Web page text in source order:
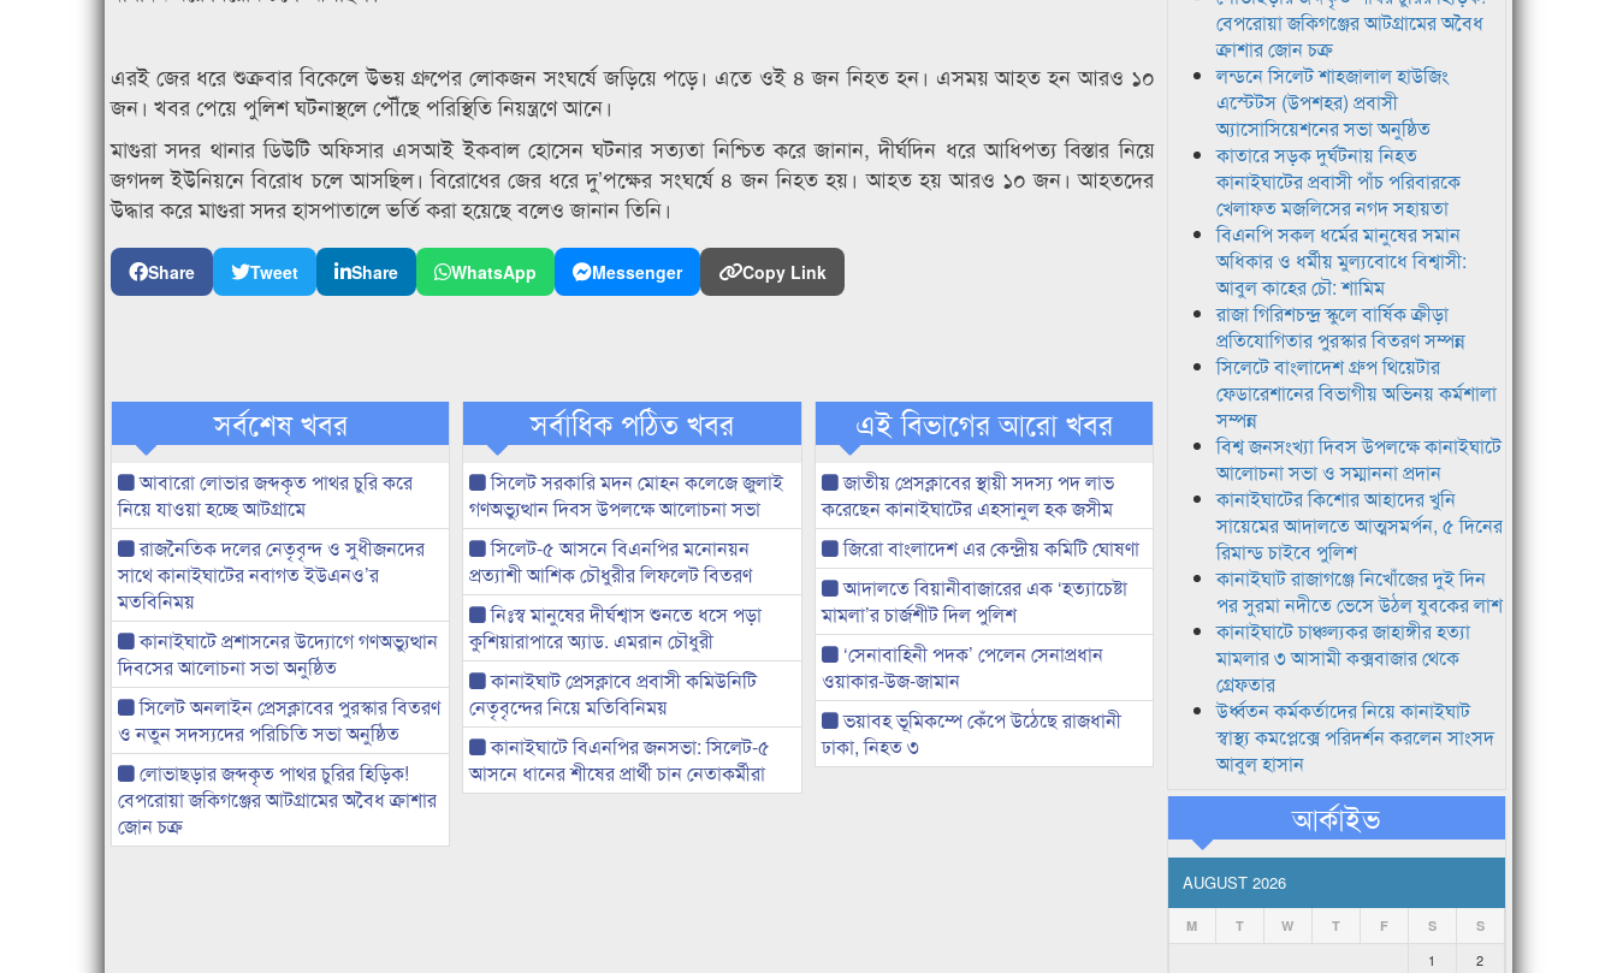
এরই জের ধরে শুক্রবার বিকেলে উভয় গ্রুপের লোকজন সংঘর্ষে জড়িয়ে পড়ে। এতে ওই ৪ জন নিহত হন। এসময় আহত হন আরও ১০
জন। খবর পেয়ে পুলিশ ঘটনাস্থলে পৌঁছে পরিস্থিতি নিয়ন্ত্রণে আনে।
মাগুরা সদর থানার ডিউটি অফিসার এসআই ইকবাল হোসেন ঘটনার সত্যতা নিশ্চিত করে জানান, দীর্ঘদিন ধরে আধিপত্য বিস্তার নিয়ে
জগদল ইউনিয়নে বিরোধ চলে আসছিল। বিরোধের জের ধরে দু’পক্ষের সংঘর্ষে ৪ জন নিহত হয়। আহত হয় আরও ১০ জন। আহতদের
উদ্ধার করে মাগুরা সদর হাসপাতালে ভর্তি করা হয়েছে বলেও জানান তিনি।
Share Tweet Share WhatsApp Messenger Copy Link
সর্বশেষ খবর
আবারো লোভার জব্দকৃত পাথর চুরি করে
নিয়ে যাওয়া হচ্ছে আটগ্রামে
রাজনৈতিক দলের নেতৃবৃন্দ ও সুধীজনদের
সাথে কানাইঘাটের নবাগত ইউএনও’র
মতবিনিময়
কানাইঘাটে প্রশাসনের উদ্যোগে গণঅভ্যুত্থান
দিবসের আলোচনা সভা অনুষ্ঠিত
সিলেট অনলাইন প্রেসক্লাবের পুরস্কার বিতরণ
ও নতুন সদস্যদের পরিচিতি সভা অনুষ্ঠিত
লোভাছড়ার জব্দকৃত পাথর চুরির হিড়িক!
বেপরোয়া জকিগঞ্জের আটগ্রামের অবৈধ ক্রাশার
জোন চক্র
সর্বাধিক পঠিত খবর
সিলেট সরকারি মদন মোহন কলেজে জুলাই
গণঅভ্যুত্থান দিবস উপলক্ষে আলোচনা সভা
সিলেট-৫ আসনে বিএনপির মনোনয়ন
প্রত্যাশী আশিক চৌধুরীর লিফলেট বিতরণ
নিঃস্ব মানুষের দীর্ঘশ্বাস শুনতে ধসে পড়া
কুশিয়ারাপারে অ্যাড. এমরান চৌধুরী
কানাইঘাট প্রেসক্লাবে প্রবাসী কমিউনিটি
নেতৃবৃন্দের নিয়ে মতিবিনিময়
কানাইঘাটে বিএনপির জনসভা: সিলেট-৫
আসনে ধানের শীষের প্রার্থী চান নেতাকর্মীরা
এই বিভাগের আরো খবর
জাতীয় প্রেসক্লাবের স্থায়ী সদস্য পদ লাভ
করেছেন কানাইঘাটের এহসানুল হক জসীম
জিরো বাংলাদেশ এর কেন্দ্রীয় কমিটি ঘোষণা
আদালতে বিয়ানীবাজারের এক ‘হত্যাচেষ্টা
মামলা’র চার্জশীট দিল পুলিশ
‘সেনাবাহিনী পদক’ পেলেন সেনাপ্রধান
ওয়াকার-উজ-জামান
ভয়াবহ ভূমিকম্পে কেঁপে উঠেছে রাজধানী
ঢাকা, নিহত ৩
বেপরোয়া জকিগঞ্জের আটগ্রামের অবৈধ
ক্রাশার জোন চক্র
লন্ডনে সিলেট শাহজালাল হাউজিং
এস্টেটস (উপশহর) প্রবাসী
অ্যাসোসিয়েশনের সভা অনুষ্ঠিত
কাতারে সড়ক দুর্ঘটনায় নিহত
কানাইঘাটের প্রবাসী পাঁচ পরিবারকে
খেলাফত মজলিসের নগদ সহায়তা
বিএনপি সকল ধর্মের মানুষের সমান
অধিকার ও ধর্মীয় মুল্যবোধে বিশ্বাসী:
আবুল কাহের চৌ: শামিম
রাজা গিরিশচন্দ্র স্কুলে বার্ষিক ক্রীড়া
প্রতিযোগিতার পুরস্কার বিতরণ সম্পন্ন
সিলেটে বাংলাদেশ গ্রুপ থিয়েটার
ফেডারেশানের বিভাগীয় অভিনয় কর্মশালা
সম্পন্ন
বিশ্ব জনসংখ্যা দিবস উপলক্ষে কানাইঘাটে
আলোচনা সভা ও সম্মাননা প্রদান
কানাইঘাটের কিশোর আহাদের খুনি
সায়েমের আদালতে আত্মসমর্পন, ৫ দিনের
রিমান্ড চাইবে পুলিশ
কানাইঘাট রাজাগঞ্জে নিখোঁজের দুই দিন
পর সুরমা নদীতে ভেসে উঠল যুবকের লাশ
কানাইঘাটে চাঞ্চল্যকর জাহাঙ্গীর হত্যা
মামলার ৩ আসামী কক্সবাজার থেকে
গ্রেফতার
উর্ধ্বতন কর্মকর্তাদের নিয়ে কানাইঘাট
স্বাস্থ্য কমপ্লেক্সে পরিদর্শন করলেন সাংসদ
আবুল হাসান
আর্কাইভ
AUGUST 2026
M T W T F S S
1
2